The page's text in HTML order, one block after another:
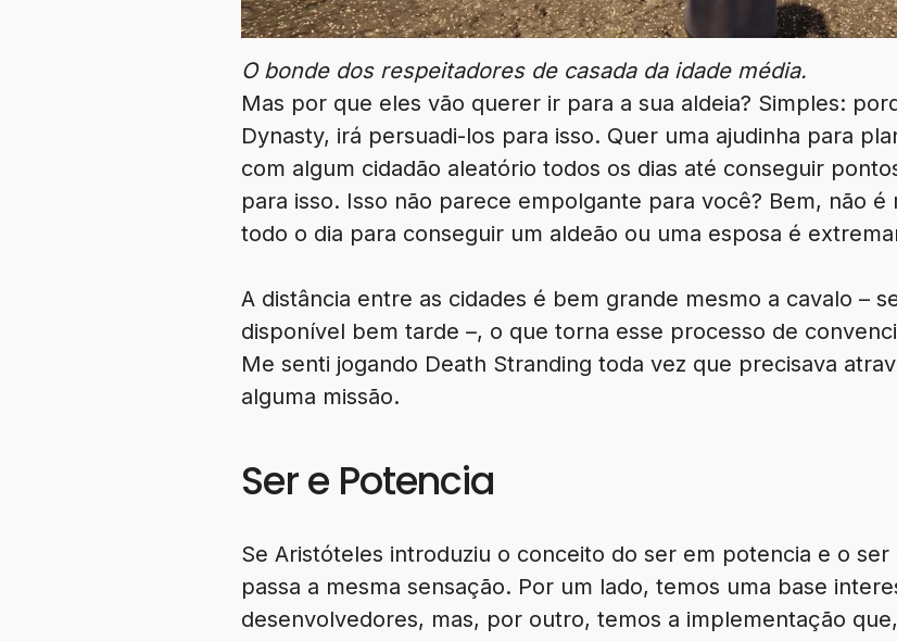
O bonde dos respeitadores de casada da idade média.
Mas por que eles vão querer ir para a sua aldeia? Simples:
Dynasty, irá persuadi-los para isso. Quer uma ajudinha para
com algum cidadão aleatório todos os dias até conseguir
para isso. Isso não parece empolgante para você? Bem, não
todo o dia para conseguir um aldeão ou uma esposa é
A distância entre as cidades é bem grande mesmo a cavalo –
disponível bem tarde –, o que torna esse processo de
Me senti jogando Death Stranding toda vez que precisava
alguma missão.
Ser e Potencia
Se Aristóteles introduziu o conceito do ser em potencia e o
passa a mesma sensação. Por um lado, temos uma base
desenvolvedores, mas, por outro, temos a implementação